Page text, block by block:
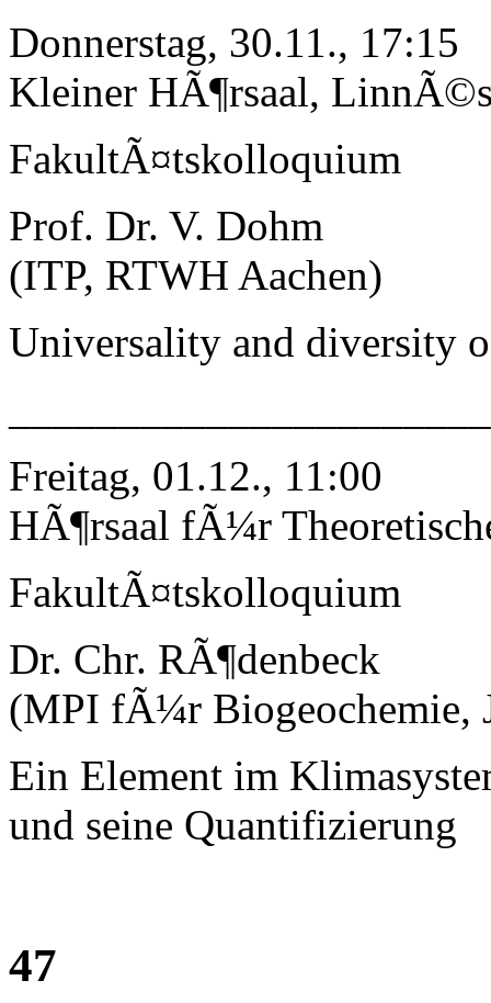
Donnerstag, 30.11., 17:15
Kleiner HÃ¶rsaal,
FakultÃ¤tskolloquium
Prof. Dr. V. Dohm
(ITP, RTWH Aachen)
Universality and diversity
Freitag, 01.12., 11:00
HÃ¶rsaal fÃ¼r
FakultÃ¤tskolloquium
Dr. Chr. RÃ¶denbeck
(MPI fÃ¼r Biogeochemie,
Ein Element im
und seine Quantifizierung
47